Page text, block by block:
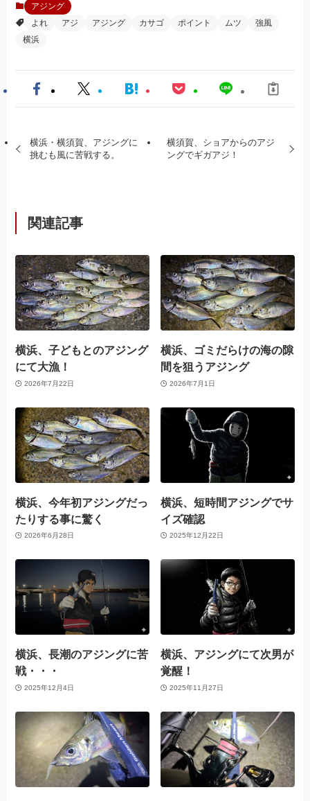
アジング
よれ
アジ アジング カサゴ ポイント ムツ
強風
横浜
横浜・横須賀、アジングに
挑むも風に苦戦する。
横須賀、ショアからのアジ
ングでギガアジ！
関連記事
横浜、子どもとのアジング
にて大漁！
2026年7月22日
横浜、ゴミだらけの海の隙
間を狙うアジング
2026年7月1日
横浜、今年初アジングだっ
たりする事に驚く
2026年6月28日
横浜、短時間アジングでサ
イズ確認
2025年12月22日
横浜、長潮のアジングに苦
戦・・・
2025年12月4日
横浜、アジングにて次男が
覚醒！
2025年11月27日